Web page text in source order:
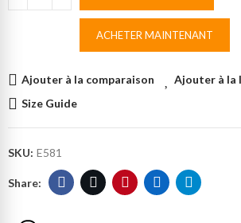
ACHETER MAINTENANT
Ajouter à la comparaison
Ajouter à la
Size Guide
SKU: E581